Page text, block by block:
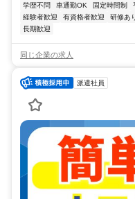
学歴不問
車通勤OK 固定時間制
経験者歓迎
有資格者歓迎 研修あ
長期歓迎
同じ企業の求人
派遣社員